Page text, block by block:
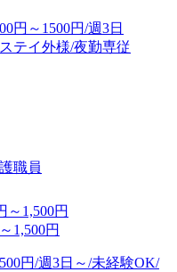
職員
～1,500円
1,500円
円/週3日～/未経験OK/